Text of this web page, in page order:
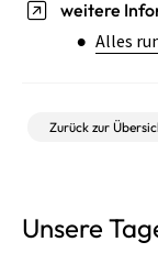
weitere
Alles
Zurück zur
Unsere